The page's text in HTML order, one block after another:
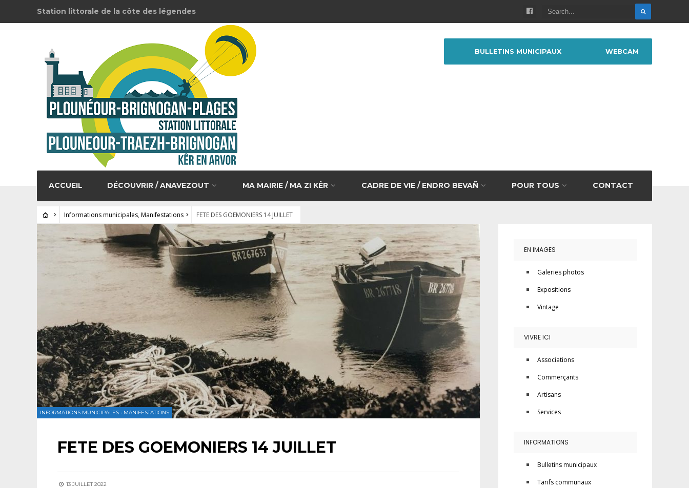
Station littorale de la côte des légendes
ACCUEIL DÉCOUVRIR / ANAVEZOUT MA MAIRIE / MA ZI KÊR CADRE DE VIE / ENDRO BEVAÑ POUR TOUS CONTACT
BULLETINS MUNICIPAUX WEBCAM
Informations municipales, Manifestations FETE DES GOEMONIERS 14 JUILLET
INFORMATIONS MUNICIPALES • MANIFESTATIONS
FETE DES GOEMONIERS 14 JUILLET
13 JUILLET 2022
EN IMAGES
Galeries photos
Expositions
Vintage
VIVRE ICI
Associations
Commerçants
Artisans
Services
INFORMATIONS
Bulletins municipaux
Tarifs communaux